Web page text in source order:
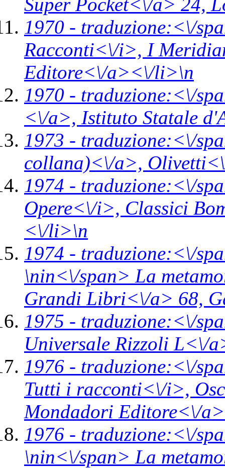
1970 - traduzione:<\/
Racconti<\/i>, I
Editore<\/a><\/li>\n
1970 - traduzione:<\/
<\/a>, Istituto Statale
1973 - traduzione:<\/
collana)<\/a>,
1974 - traduzione:<\/
Opere<\/i>, Classici
<\/li>\n
1974 - traduzione:<\/
\nin<\/span> La
Grandi Libri<\/a> 68,
1975 - traduzione:<\/
Universale Rizzoli L<\/
1976 - traduzione:<\/
Tutti i racconti<\/i>,
Mondadori Editore<\/
1976 - traduzione:<\/
\nin<\/span> La